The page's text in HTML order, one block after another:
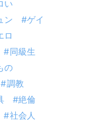
い
ン
ゲイ
ロ
同級生
の
調教
絶倫
社会人